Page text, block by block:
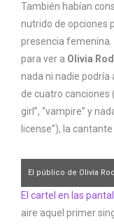
También habían
nutrido de opciones
presencia femenina.
para ver a Olivia
nada ni nadie podría
de cuatro canciones
girl”, “vampire” y
license”), la
El público de Olivia
Ignacio Arnedo)
El cartel en las
aire aquel primer